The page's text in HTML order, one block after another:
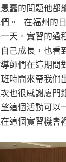
蠢的問題他都
。 在福州的
天。實習的過
己成長，也看
師們在這期間
時間來帶我們
也很感謝廈門
這個活動可以
這個實習機會